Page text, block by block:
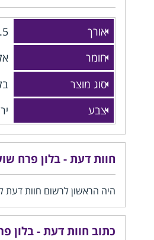
אורך
חומר
סוג מוצר
צבע
חוות דעת - בלון פרח שושנה
היה הראשון לרשום חוות דעת
כתוב חוות דעת - בלון פרח